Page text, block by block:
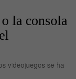
la consola
videojuegos se ha